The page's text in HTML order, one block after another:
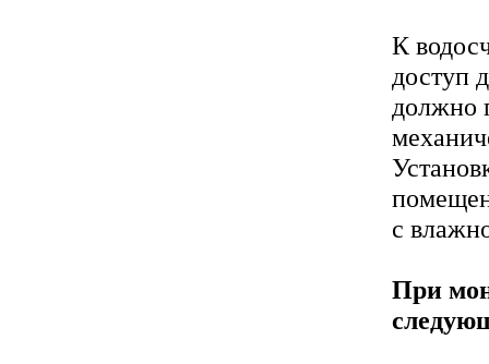
К
доступ
должно
с
При